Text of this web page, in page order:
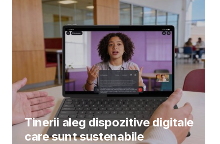
Tinerii aleg dispozitive digitale
care sunt sustenabile